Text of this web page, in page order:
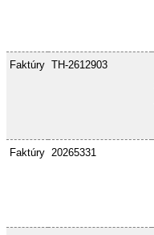
Faktúry TH-2612903
Faktúry 20265331